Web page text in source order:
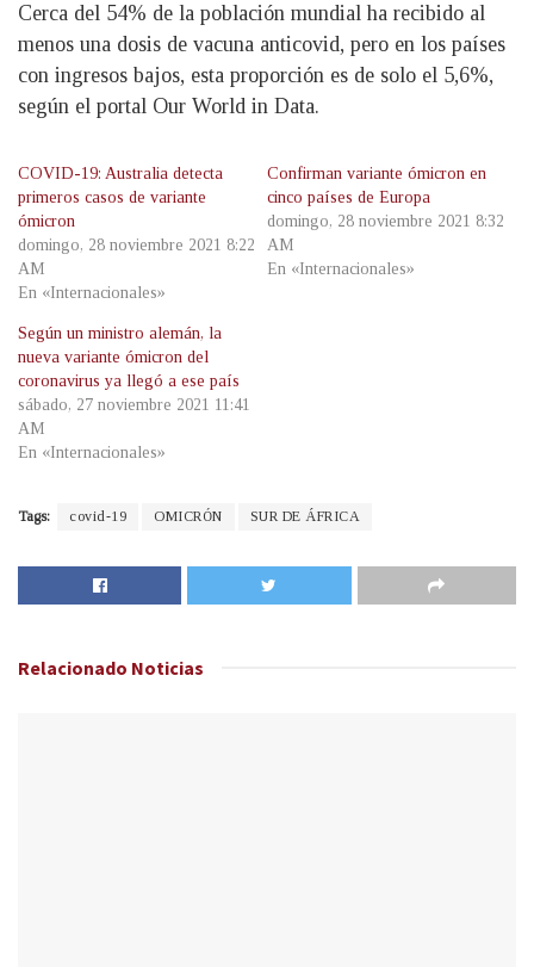
Cerca del 54% de la población mundial ha recibido al
menos una dosis de vacuna anticovid, pero en los países
con ingresos bajos, esta proporción es de solo el 5,6%,
según el portal Our World in Data.
COVID-19: Australia detecta
primeros casos de variante
ómicron
domingo, 28 noviembre 2021 8:22
AM
En «Internacionales»
Confirman variante ómicron en
cinco países de Europa
domingo, 28 noviembre 2021 8:32
AM
En «Internacionales»
Según un ministro alemán, la
nueva variante ómicron del
coronavirus ya llegó a ese país
sábado, 27 noviembre 2021 11:41
AM
En «Internacionales»
Tags: covid-19 OMICRÓN SUR DE ÁFRICA
Relacionado Noticias